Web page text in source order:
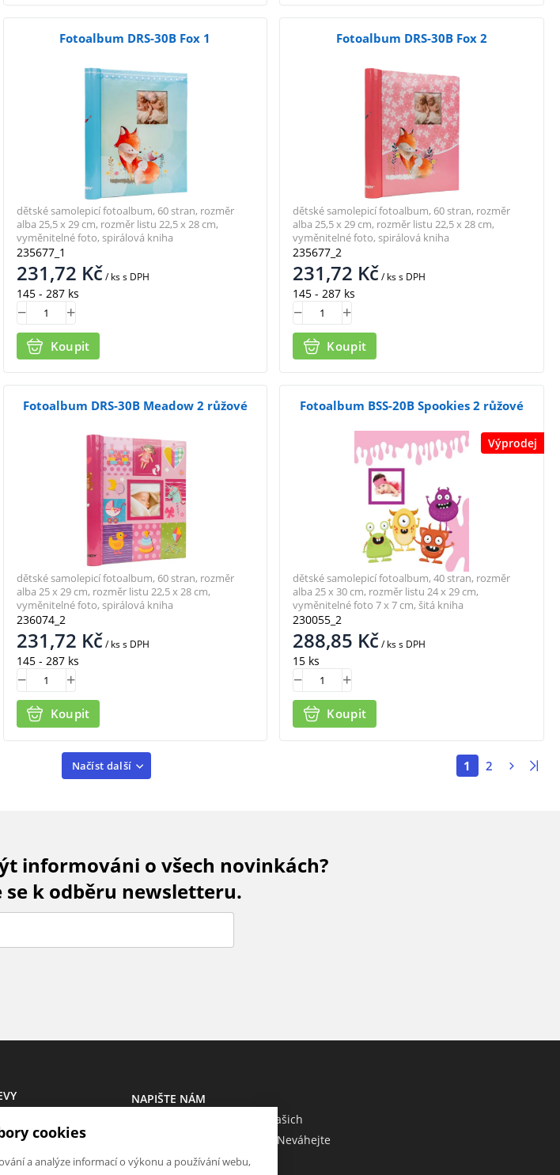
Fotoalbum DRS-30B Fox 1
235677_1
231,72 Kč/ kss DPH
145 - 287 ks
Koupit
dětské samolepicí fotoalbum, 60 stran, rozměr
alba 25,5 x 29 cm, rozměr listu 22,5 x 28 cm,
vyměnitelné foto, spirálová kniha
Fotoalbum DRS-30B Fox 2
235677_2
231,72 Kč/ kss DPH
145 - 287 ks
Koupit
dětské samolepicí fotoalbum, 60 stran, rozměr
alba 25,5 x 29 cm, rozměr listu 22,5 x 28 cm,
vyměnitelné foto, spirálová kniha
Fotoalbum DRS-30B Meadow 2 růžové
236074_2
231,72 Kč/ kss DPH
145 - 287 ks
Koupit
dětské samolepicí fotoalbum, 60 stran, rozměr
alba 25 x 29 cm, rozměr listu 22,5 x 28 cm,
vyměnitelné foto, spirálová kniha
Výprodej
Fotoalbum BSS-20B Spookies 2 růžové
230055_2
288,85 Kč/ kss DPH
15 ks
Koupit
dětské samolepicí fotoalbum, 40 stran, rozměr
alba 25 x 30 cm, rozměr listu 24 x 29 cm,
vyměnitelné foto 7 x 7 cm, šitá kniha
Načíst další 1 2
informováni o všech novinkách?
se k odběru newsletteru.
NAPIŠTE NÁM
Chcete nám něco sdělit o našich
produktech nebo e-shopu? Neváhejte
napsat.
cookies
a analýze informací o výkonu a používání webu,